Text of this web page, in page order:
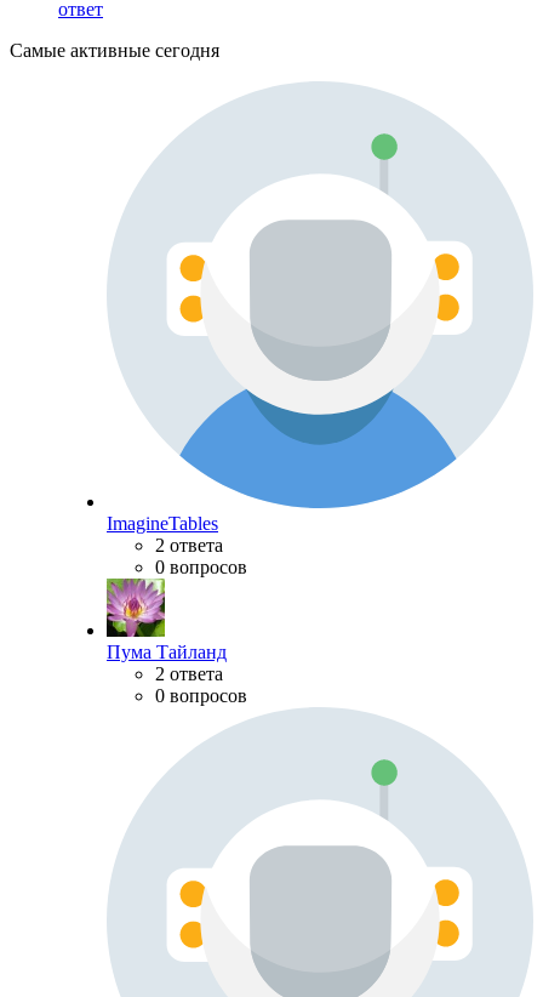
ответ
Самые активные сегодня
ImagineTables
2 ответа
0 вопросов
Пума Тайланд
2 ответа
0 вопросов